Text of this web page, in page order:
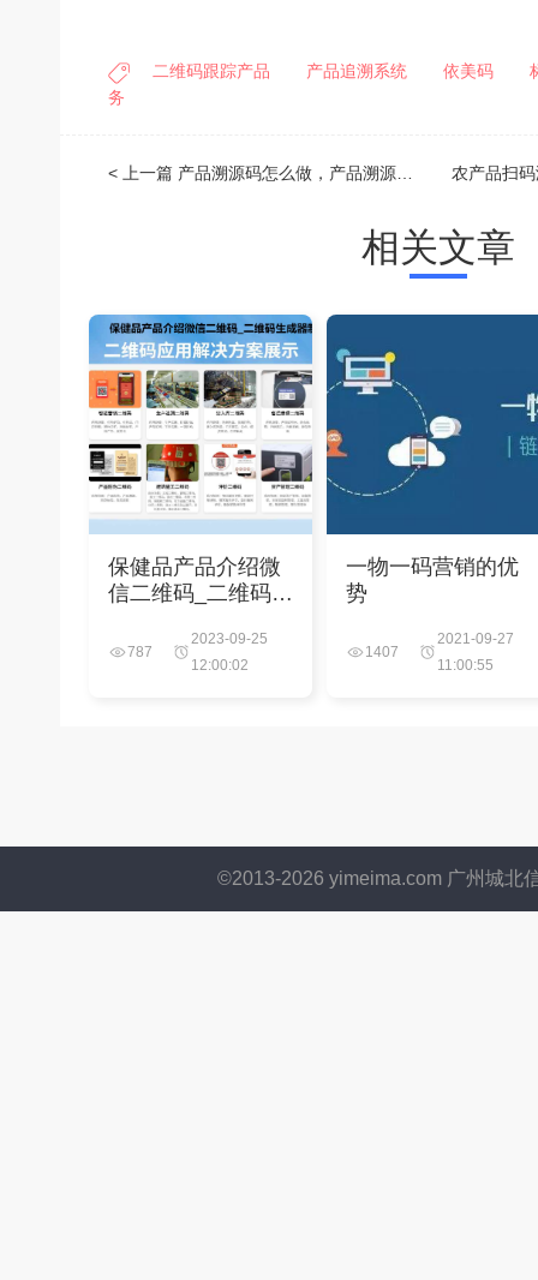
二维码跟踪产品 产品追溯系统 依美码
务
< 上一篇 产品溯源码怎么做，产品溯源码制作软件
相关文章
保健品产品介绍微
信二维码_二维码生
787
2023-09-25
12:00:02
一物一码营销的优
势
1407
2021-09-27
11:00:55
©2013-2026 yimeima.com 广州城北